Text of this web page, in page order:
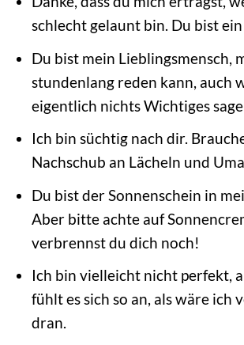
schlecht gelaunt bin. Du bist
Du bist mein Lieblingsmensch,
stundenlang reden kann, auch
eigentlich nichts Wichtiges
Ich bin süchtig nach dir.
Nachschub an Lächeln und
Du bist der Sonnenschein in
Aber bitte achte auf
verbrennst du dich noch!
Ich bin vielleicht nicht perfekt,
fühlt es sich so an, als wäre ich
dran.